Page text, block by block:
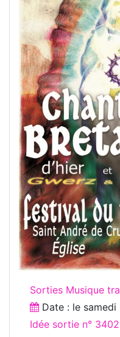
Sorties Musique
Date : le
Idée sortie n°